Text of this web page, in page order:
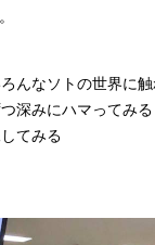
んなソトの世界に
深みにハマってみる
てみる